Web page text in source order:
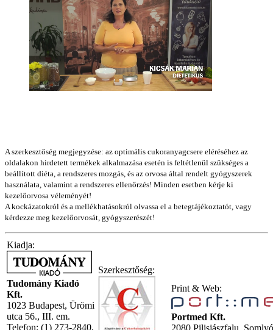
A szerkesztőség megjegyzése: az optimális cukoranyagcsere eléréséhez az
oldalakon hirdetett termékek alkalmazása esetén is feltétlenül szükséges a
beállított diéta, a rendszeres mozgás, és az orvosa által rendelt gyógyszerek
használata, valamint a rendszeres ellenőrzés! Minden esetben kérje ki
kezelőorvosa véleményét!
A kockázatokról és a mellékhatásokról olvassa el a betegtájékoztatót, vagy
kérdezze meg kezelőorvosát, gyógyszerészét!
Kiadja:
Tudomány Kiadó
Kft.
1023 Budapest, Ürömi
utca 56., III. em.
Telefon: (1) 273-2840,
Szerkesztőség:
Print & Web:
Portmed Kft.
2080 Pilisjászfalu,